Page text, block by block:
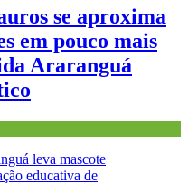
se aproxima
em pouco mais
Araranguá